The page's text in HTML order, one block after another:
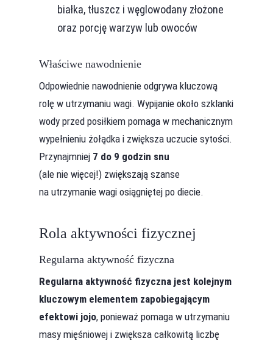
białka, tłuszcz i węglowodany złożone
oraz porcję warzyw lub owoców
Właściwe nawodnienie
Odpowiednie nawodnienie odgrywa kluczową
rolę w utrzymaniu wagi. Wypijanie około szklanki
wody przed posiłkiem pomaga w mechanicznym
wypełnieniu żołądka i zwiększa uczucie sytości.
Przynajmniej 7 do 9 godzin snu
(ale nie więcej!) zwiększają szanse
na utrzymanie wagi osiągniętej po diecie.
Rola aktywności fizycznej
Regularna aktywność fizyczna
Regularna aktywność fizyczna jest kolejnym
kluczowym elementem zapobiegającym
efektowi jojo, ponieważ pomaga w utrzymaniu
masy mięśniowej i zwiększa całkowitą liczbę